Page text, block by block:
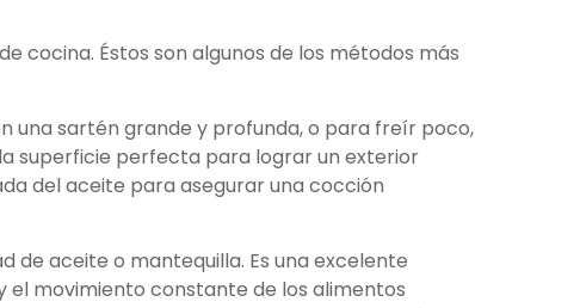
cocina. Éstos son algunos de los métodos más
una sartén grande y profunda, o para freír poco,
superficie perfecta para lograr un exterior
del aceite para asegurar una cocción
de aceite o mantequilla. Es una excelente
movimiento constante de los alimentos